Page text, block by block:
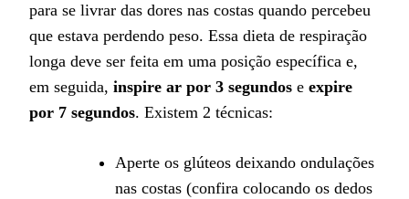
para se livrar das dores nas costas quando percebeu
que estava perdendo peso. Essa dieta de respiração
longa deve ser feita em uma posição específica e,
em seguida, inspire ar por 3 segundos e expire
por 7 segundos. Existem 2 técnicas:
Aperte os glúteos deixando ondulações
nas costas (confira colocando os dedos